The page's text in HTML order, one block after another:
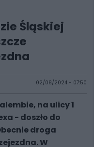
Śląskiej
02/08/2024 - 07:50
na ulicy 1
- doszło do
droga
W